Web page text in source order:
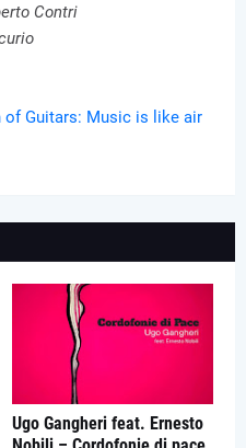
Contri
Guitars: Music is like air
Ugo Gangheri feat. Ernesto